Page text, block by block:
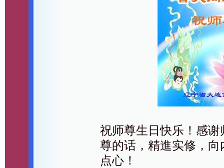
祝师尊生日快乐！感
尊的话，精進实修，
点心！